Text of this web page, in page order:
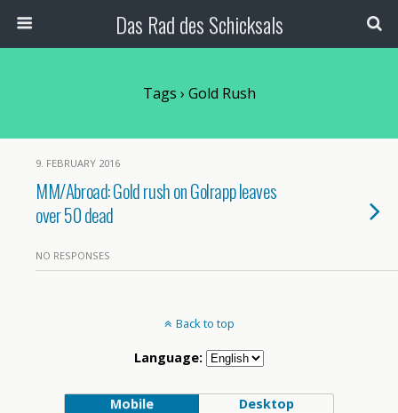
Das Rad des Schicksals
Tags › Gold Rush
9. FEBRUARY 2016
MM/Abroad: Gold rush on Golrapp leaves
over 50 dead
NO RESPONSES
Back to top
Language:
Mobile Desktop